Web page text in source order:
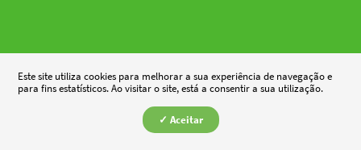
Este site utiliza cookies para melhorar a sua experiência de navegação e
para fins estatísticos. Ao visitar o site, está a consentir a sua utilização.
✓ Aceitar